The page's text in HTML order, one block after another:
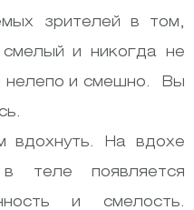
зрителей в том,
и никогда не
нелепо и смешно. Вы
вдохнуть. На вдохе
теле появляется
и смелость.